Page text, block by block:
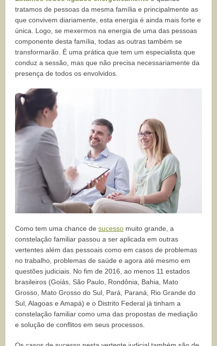
tratamos de pessoas da mesma família e principalmente as
que convivem diariamente, esta energia é ainda mais forte e
única. Logo, se mexermos na energia de uma das pessoas
componente desta família, todas as outras também se
transformarão. É uma prática que tem um especialista que
conduz a sessão, mas que não precisa necessariamente da
presença de todos os envolvidos.
Como tem uma chance desucesso muito grande, a
constelação familiar passou a ser aplicada em outras
vertentes além das pessoais como em casos de problemas
no trabalho, problemas de saúde e agora até mesmo em
questões judiciais. No fim de 2016, ao menos 11 estados
brasileiros (Goiás, São Paulo, Rondônia, Bahia, Mato
Grosso, Mato Grosso do Sul, Pará, Paraná, Rio Grande do
Sul, Alagoas e Amapá) e o Distrito Federal já tinham a
constelação familiar como uma das propostas de mediação
e solução de conflitos em seus processos.